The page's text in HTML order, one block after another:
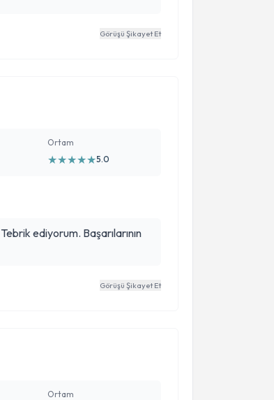
Görüşü Şikayet Et
Ortam
★★★★★5.0
ediyorum. Başarılarının
Görüşü Şikayet Et
Ortam